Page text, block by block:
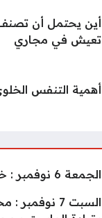
أين يحتمل أن تصنف
تعيش في مجاري
أهمية التنفس
الجمعة 6 نوفمبر : خالد سليم ، ريهام عبد الحكيم ، فرح الموجى ، ياسر سليمان ، صولو بيانو للفنان حمادة النجار ، بقيادة المايسترو محمد الموجى .
السبت 7